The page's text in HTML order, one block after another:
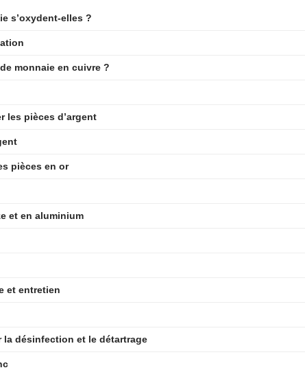
s’oxydent-elles ?
monnaie en cuivre ?
les pièces d’argent
pièces en or
et en aluminium
et entretien
désinfection et le détartrage